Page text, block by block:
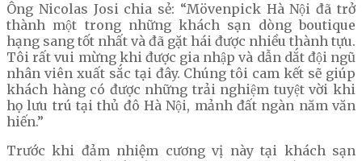
Ông Nicolas Josi chia sẻ: “Mövenpick Hà Nội đã trở
thành một trong những khách sạn dòng boutique
hạng sang tốt nhất và đã gặt hái được nhiều thành tựu.
Tôi rất vui mừng khi được gia nhập và dẫn dắt đội ngũ
nhân viên xuất sắc tại đây. Chúng tôi cam kết sẽ giúp
khách hàng có được những trải nghiệm tuyệt vời khi
họ lưu trú tại thủ đô Hà Nội, mảnh đất ngàn năm văn
hiến.”
Trước khi đảm nhiệm cương vị này tại khách sạn